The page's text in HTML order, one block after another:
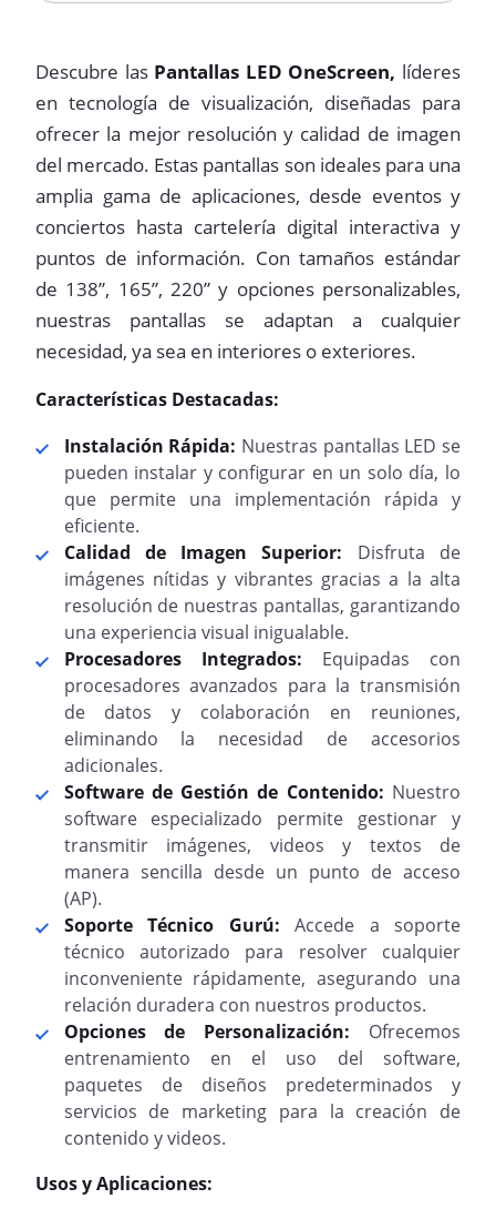
Descubre las Pantallas LED OneScreen, líderes
en tecnología de visualización, diseñadas para
ofrecer la mejor resolución y calidad de imagen
del mercado. Estas pantallas son ideales para una
amplia gama de aplicaciones, desde eventos y
conciertos hasta cartelería digital interactiva y
puntos de información. Con tamaños estándar
de 138”, 165”, 220” y opciones personalizables,
nuestras pantallas se adaptan a cualquier
necesidad, ya sea en interiores o exteriores.
Características Destacadas:
Instalación Rápida: Nuestras pantallas LED se
pueden instalar y configurar en un solo día, lo
que permite una implementación rápida y
eficiente.
Calidad de Imagen Superior: Disfruta de
imágenes nítidas y vibrantes gracias a la alta
resolución de nuestras pantallas, garantizando
una experiencia visual inigualable.
Procesadores Integrados: Equipadas con
procesadores avanzados para la transmisión
de datos y colaboración en reuniones,
eliminando la necesidad de accesorios
adicionales.
Software de Gestión de Contenido: Nuestro
software especializado permite gestionar y
transmitir imágenes, videos y textos de
manera sencilla desde un punto de acceso
(AP).
Soporte Técnico Gurú: Accede a soporte
técnico autorizado para resolver cualquier
inconveniente rápidamente, asegurando una
relación duradera con nuestros productos.
Opciones de Personalización: Ofrecemos
entrenamiento en el uso del software,
paquetes de diseños predeterminados y
servicios de marketing para la creación de
contenido y videos.
Usos y Aplicaciones: